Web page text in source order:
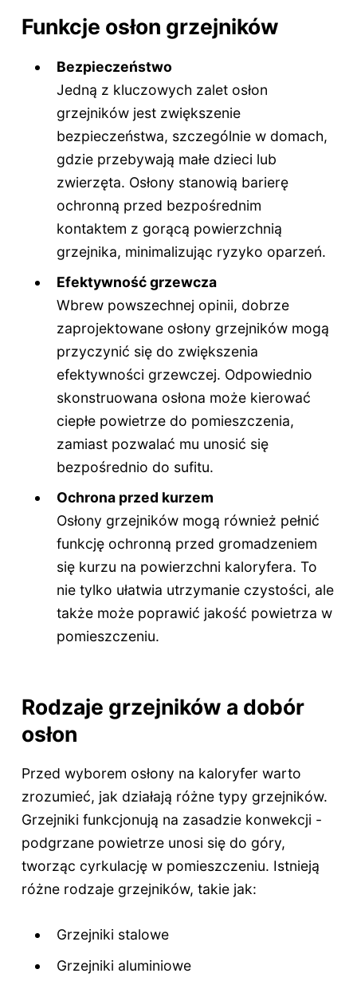
Funkcje osłon grzejników
Bezpieczeństwo
Jedną z kluczowych zalet osłon
grzejników jest zwiększenie
bezpieczeństwa, szczególnie w domach,
gdzie przebywają małe dzieci lub
zwierzęta. Osłony stanowią barierę
ochronną przed bezpośrednim
kontaktem z gorącą powierzchnią
grzejnika, minimalizując ryzyko oparzeń.
Efektywność grzewcza
Wbrew powszechnej opinii, dobrze
zaprojektowane osłony grzejników mogą
przyczynić się do zwiększenia
efektywności grzewczej. Odpowiednio
skonstruowana osłona może kierować
ciepłe powietrze do pomieszczenia,
zamiast pozwalać mu unosić się
bezpośrednio do sufitu.
Ochrona przed kurzem
Osłony grzejników mogą również pełnić
funkcję ochronną przed gromadzeniem
się kurzu na powierzchni kaloryfera. To
nie tylko ułatwia utrzymanie czystości, ale
także może poprawić jakość powietrza w
pomieszczeniu.
Rodzaje grzejników a dobór
osłon
Przed wyborem osłony na kaloryfer warto
zrozumieć, jak działają różne typy grzejników.
Grzejniki funkcjonują na zasadzie konwekcji -
podgrzane powietrze unosi się do góry,
tworząc cyrkulację w pomieszczeniu. Istnieją
różne rodzaje grzejników, takie jak:
Grzejniki stalowe
Grzejniki aluminiowe